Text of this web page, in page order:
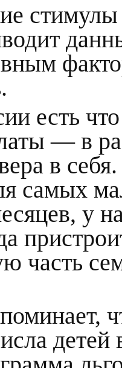
есть
— в
в
самых
у
часть